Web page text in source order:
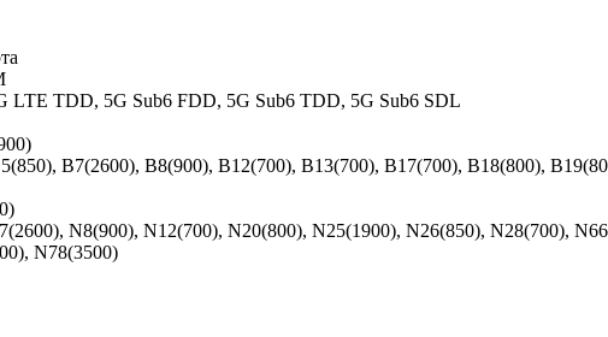
TDD, 5G Sub6 FDD, 5G Sub6 TDD, 5G Sub6 SDL
B7(2600), B8(900), B12(700), B13(700), B17(700), B18(800),
N8(900), N12(700), N20(800), N25(1900), N26(850), N28(700),
N78(3500)